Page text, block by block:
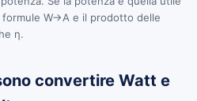
W→A e il prodotto delle
η.
convertire Watt e